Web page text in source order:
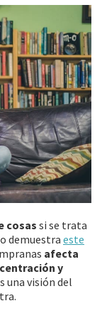
cosas si se trata
demuestra este
afecta
y
una visión del